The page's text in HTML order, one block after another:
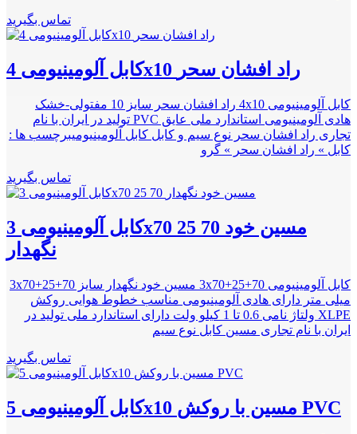
تماس بگیرید
کابل آلومینیومی 4x10 راد افشان سحر
کابل آلومینیومی 4x10 راد افشان سحر سایز 10 مفتولی-خشک
هادی آلومینیومی استاندارد ملی عایق PVC تولید در ایران با نام
تجاری راد افشان سحر نوع سیم و کابل کابل آلومینیومیبرچسب ها :
کابل » راد افشان سحر » گرو
تماس بگیرید
کابل آلومینیومی 3x70 25 70 مسین خود
نگهدار
کابل آلومینیومی 3x70+25+70 مسین خود نگهدار سایز 3x70+25+70
میلی متر دارای هادی آلومینیومی مناسب خطوط هوایی روکش
XLPE ولتاژ نامی 0.6 تا 1 کیلو ولت دارای استاندارد ملی تولید در
ایران با نام تجاری مسین کابل نوع سیم
تماس بگیرید
کابل آلومینیومی 5x10 مسین با روکش PVC